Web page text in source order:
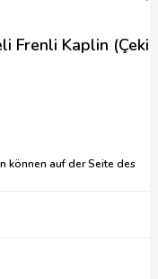
Frenli Kaplin (Çeki
können auf der Seite des